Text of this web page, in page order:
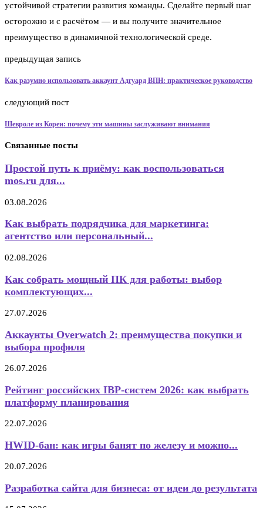
устойчивой стратегии развития команды. Сделайте первый шаг
осторожно и с расчётом — и вы получите значительное
преимущество в динамичной технологической среде.
предыдущая запись
Как разумно использовать аккаунт Адгуард ВПН: практическое руководство
следующий пост
Шевроле из Кореи: почему эти машины заслуживают внимания
Связанные посты
Простой путь к приёму: как воспользоваться
mos.ru для...
03.08.2026
Как выбрать подрядчика для маркетинга:
агентство или персональный...
02.08.2026
Как собрать мощный ПК для работы: выбор
комплектующих...
27.07.2026
Аккаунты Overwatch 2: преимущества покупки и
выбора профиля
26.07.2026
Рейтинг российских IBP-систем 2026: как выбрать
платформу планирования
22.07.2026
HWID-бан: как игры банят по железу и можно...
20.07.2026
Разработка сайта для бизнеса: от идеи до результата